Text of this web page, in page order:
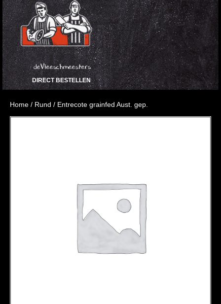
deVleeschmeesters
DIRECT BESTELLEN
Home / Rund / Entrecote grainfed Aust. gep.